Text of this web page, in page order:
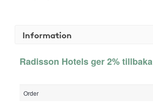
Information
Radisson Hotels ger 2% tillbaka
Order